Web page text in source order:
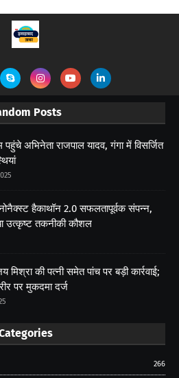
Posts
अभिनेता राजपाल यादव, गंगा में विसर्जित
हैकाथॉन 2.0 सफलतापूर्वक संपन्न,
उत्कृष्ट तकनीकी कौशल
मिश्रा की पत्नी समेत पांच पर बड़ी कार्रवाई;
पर मुकदमा दर्ज
266